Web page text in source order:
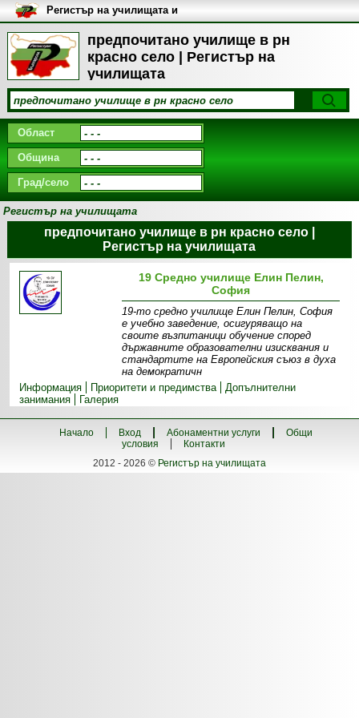
предпочитано училище в рн
красно село | Регистър на
училищата
Регистър на училищата и
университетите в България
Област
Община
Град/село
Регистър на училищата
предпочитано училище в рн красно село |
Регистър на училищата
19 Средно училище Елин Пелин,
София
19-то средно училище Елин Пелин, София
е учебно заведение, осигуряващо на
своите възпитаници обучение според
държавните образователни изисквания и
стандартите на Европейския съюз в духа
на демократичн
Информация
Приоритети и предимства
Допълнителни
занимания
Галерия
Начало Вход Абонаментни услуги
Общи
условия
Контакти
2012 - 2026 © Регистър на училищата